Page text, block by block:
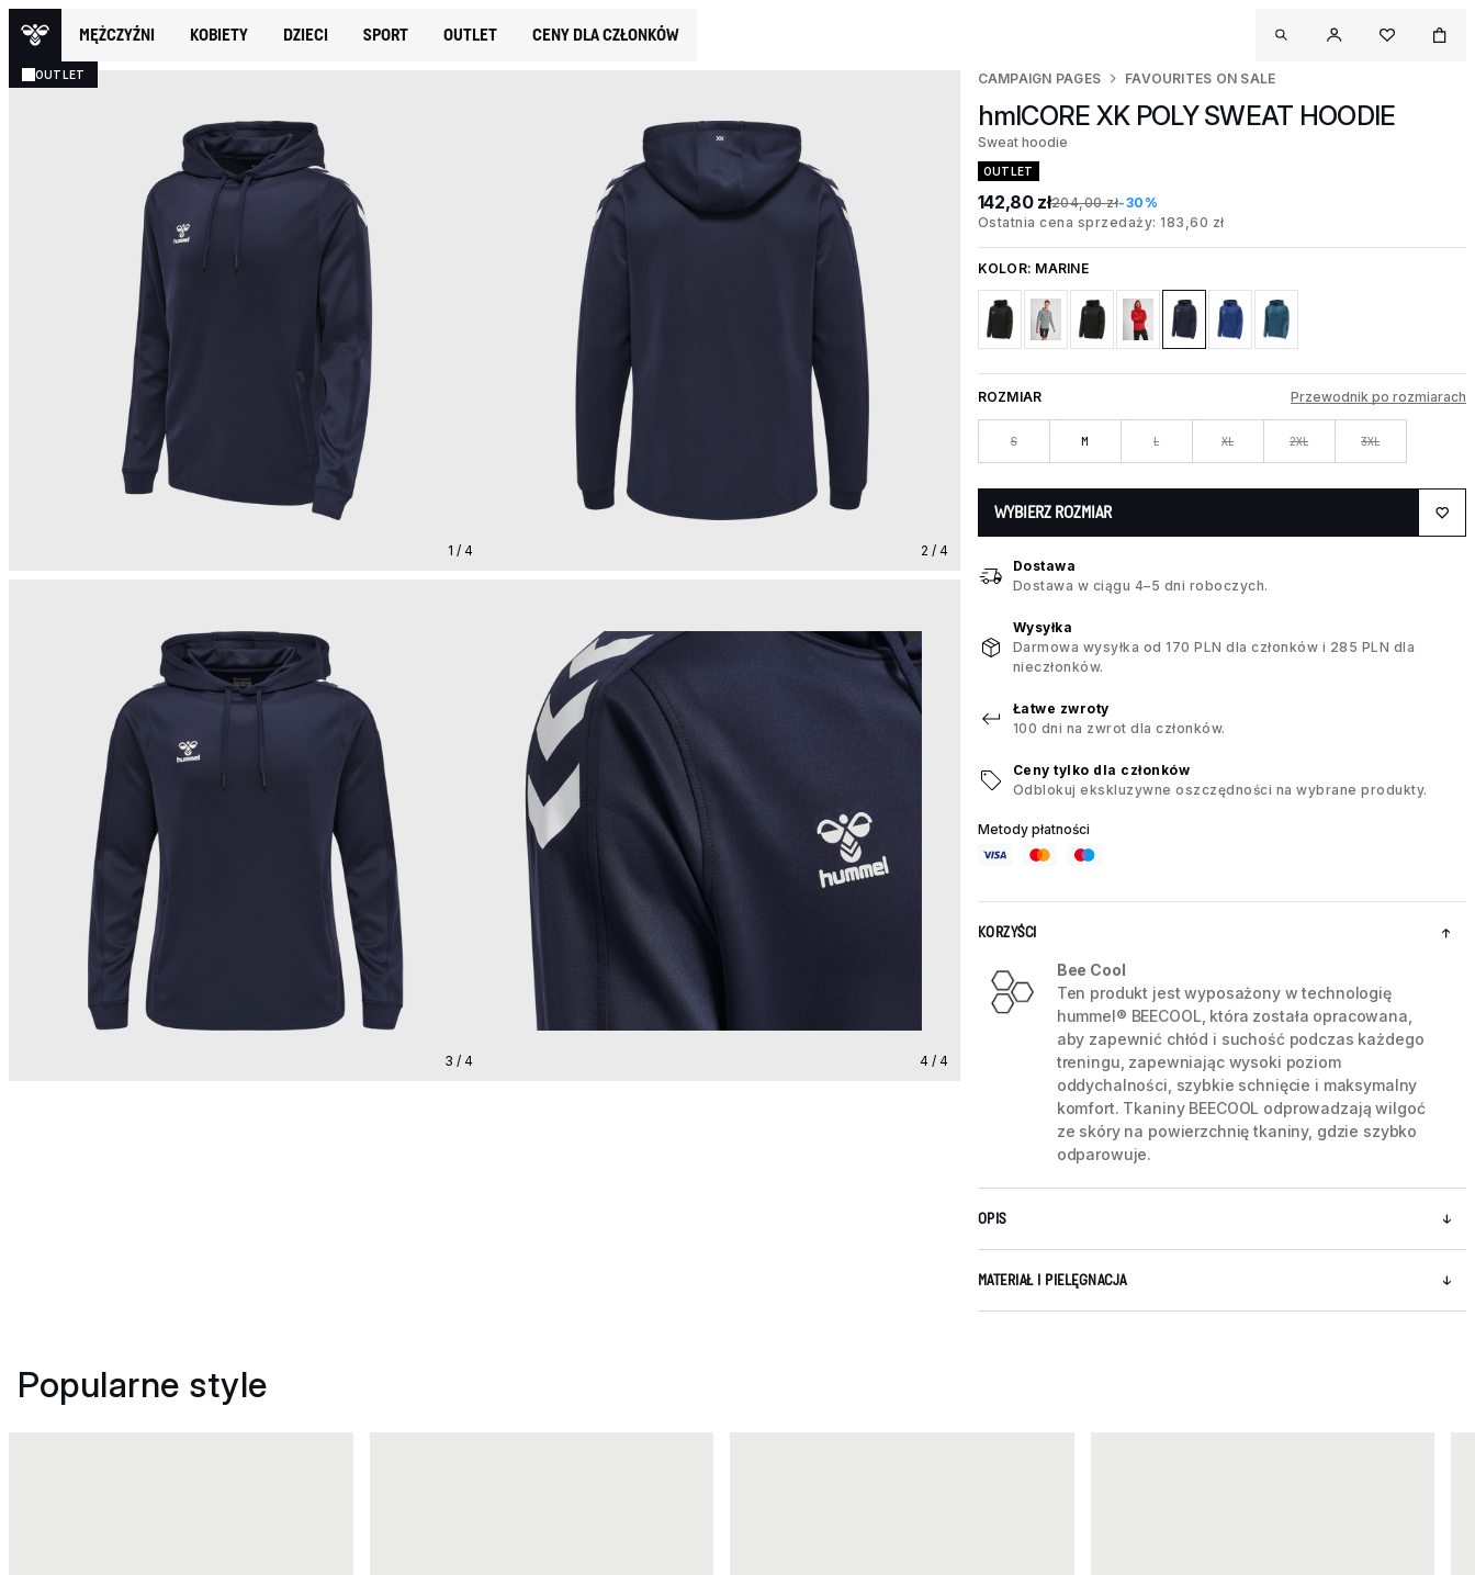
MĘŻCZYŹNI KOBIETY DZIECI SPORT OUTLET CENY DLA CZŁONKÓW
OUTLET
1 / 4 2 / 4
3 / 4 4 / 4
CAMPAIGN PAGES FAVOURITES ON SALE
hmlCORE XK POLY SWEAT HOODIE
Sweat hoodie
OUTLET
142,80 zł204,00 zł-30%
Ostatnia cena sprzedaży: 183,60 zł
KOLOR: MARINE
ROZMIAR Przewodnik po rozmiarach
S M L XL 2XL 3XL
WYBIERZ ROZMIAR
Dostawa
Dostawa w ciągu 4–5 dni roboczych.
Wysyłka
Darmowa wysyłka od 170 PLN dla członków i 285 PLN dla
nieczłonków.
Łatwe zwroty
100 dni na zwrot dla członków.
Ceny tylko dla członków
Odblokuj ekskluzywne oszczędności na wybrane produkty.
Metody płatności
KORZYŚCI
Bee Cool
Ten produkt jest wyposażony w technologię
hummel® BEECOOL, która została opracowana,
aby zapewnić chłód i suchość podczas każdego
treningu, zapewniając wysoki poziom
oddychalności, szybkie schnięcie i maksymalny
komfort. Tkaniny BEECOOL odprowadzają wilgoć
ze skóry na powierzchnię tkaniny, gdzie szybko
odparowuje.
OPIS
MATERIAŁ I PIELĘGNACJA
Popularne style